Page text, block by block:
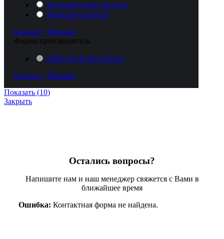
Частный промо выпуск
Японское издание
Больше + Меньше
Фирма производитель
PRESTIGE RECORDS
Больше + Меньше
Показать (10)
Закрыть
Остались вопросы?
Напишите нам и наш менеджер свяжется с Вами в
ближайшее время
Ошибка: Контактная форма не найдена.